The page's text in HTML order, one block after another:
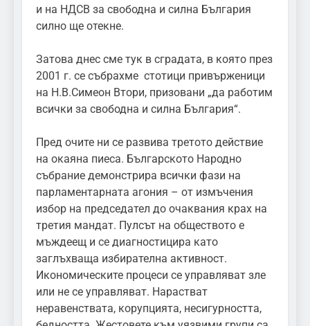
и на НДСВ за свободна и силна България
силно ще отекне.
Затова днес сме тук в сградата, в която през
2001 г. се събрахме стотици привърженици
на Н.В.Симеон Втори, призовани „да работим
всички за свободна и силна България“.
Пред очите ни се развива третото действие
на окаяна пиеса. Българското Народно
събрание демонстрира всички фази на
парламентарната агония – от измъчения
избор на председател до очаквания крах на
третия мандат. Пулсът на обществото е
мъждеещ и се диагностицира като
заглъхваща избирателна активност.
Икономическите процеси се управляват зле
или не се управляват. Нарастват
неравенствата, корупцията, несигурността,